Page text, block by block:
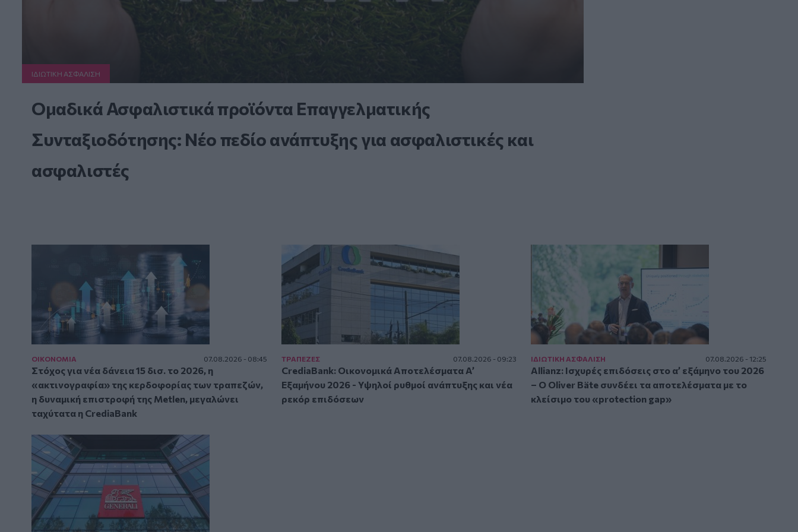
ΙΔΙΩΤΙΚΗ ΑΣΦAΛΙΣΗ
Ομαδικά Ασφαλιστικά προϊόντα Επαγγελματικής
Συνταξιοδότησης: Νέο πεδίο ανάπτυξης για ασφαλιστικές και
ασφαλιστές
ΟΙΚΟΝΟΜΙΑ 07.08.2026 - 08:45
Στόχος για νέα δάνεια 15 δισ. το 2026, η
«ακτινογραφία» της κερδοφορίας των τραπεζών,
η δυναμική επιστροφή της Metlen, μεγαλώνει
ταχύτατα η CrediaBank
ΤΡAΠΕΖΕΣ 07.08.2026 - 09:23
CrediaBank: Οικονομικά Αποτελέσματα A’
Εξαμήνου 2026 - Υψηλοί ρυθμοί ανάπτυξης και νέα
ρεκόρ επιδόσεων
ΙΔΙΩΤΙΚΗ ΑΣΦAΛΙΣΗ 07.08.2026 - 12:25
Allianz: Ισχυρές επιδόσεις στο α’ εξάμηνο του 2026
– Ο Oliver Bäte συνδέει τα αποτελέσματα με το
κλείσιμο του «protection gap»